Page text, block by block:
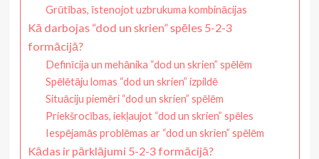
Grūtības, īstenojot uzbrukuma kombinācijas
Kā darbojas “dod un skrien” spēles 5-2-3
formācijā?
Definīcija un mehānika “dod un skrien” spēlēm
Spēlētāju lomas “dod un skrien” izpildē
Situāciju piemēri “dod un skrien” spēlēm
Priekšrocības, iekļaujot “dod un skrien” spēles
Iespējamās problēmas ar “dod un skrien” spēlēm
Kādas ir pārklājumi 5-2-3 formācijā?